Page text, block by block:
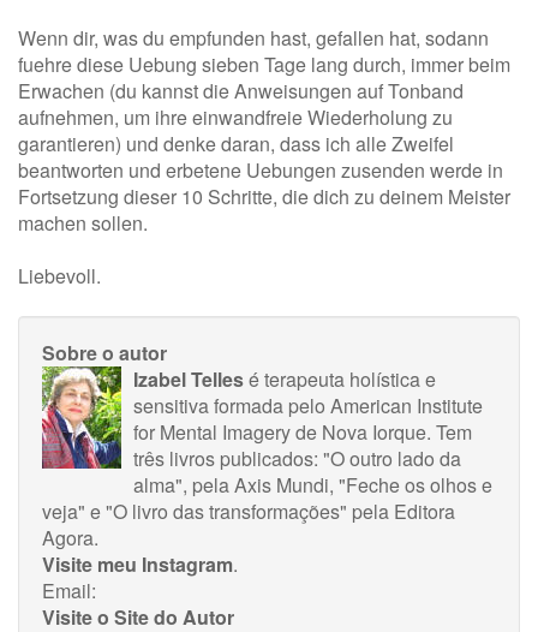
Wenn dir, was du empfunden hast, gefallen hat, sodann
fuehre diese Uebung sieben Tage lang durch, immer beim
Erwachen (du kannst die Anweisungen auf Tonband
aufnehmen, um ihre einwandfreie Wiederholung zu
garantieren) und denke daran, dass ich alle Zweifel
beantworten und erbetene Uebungen zusenden werde in
Fortsetzung dieser 10 Schritte, die dich zu deinem Meister
machen sollen.
Liebevoll.
Sobre o autor
Izabel Tellesé terapeuta holística e
sensitiva formada pelo American Institute
for Mental Imagery de Nova Iorque. Tem
três livros publicados: "O outro lado da
alma", pela Axis Mundi, "Feche os olhos e
veja" e "O livro das transformações" pela Editora
Agora.
Visite meu Instagram.
Email:
Visite o Site do Autor